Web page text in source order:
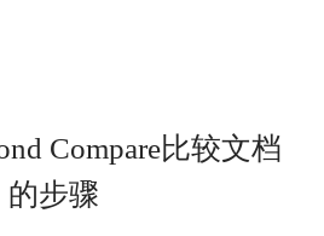
Compare比较文档
的步骤